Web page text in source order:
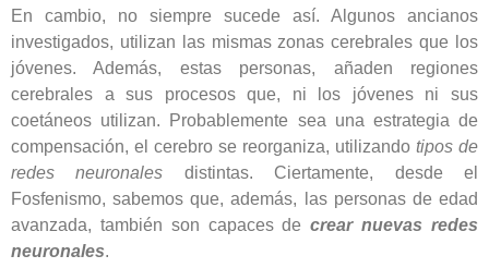
En cambio, no siempre sucede así. Algunos ancianos
investigados, utilizan las mismas zonas cerebrales que los
jóvenes. Además, estas personas, añaden regiones
cerebrales a sus procesos que, ni los jóvenes ni sus
coetáneos utilizan. Probablemente sea una estrategia de
compensación, el cerebro se reorganiza, utilizando tipos de
redes neuronales distintas. Ciertamente, desde el
Fosfenismo, sabemos que, además, las personas de edad
avanzada, también son capaces decrear nuevas redes
neuronales.